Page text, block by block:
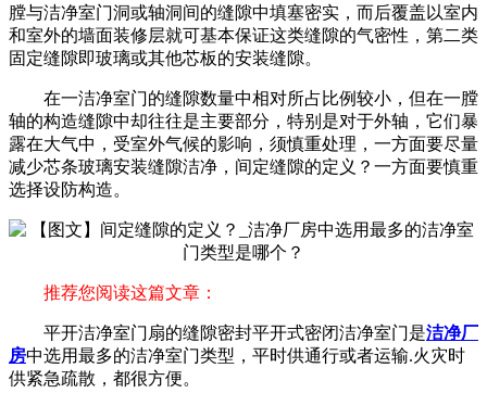
膛与洁净室门洞或轴洞间的缝隙中填塞密实，而后覆盖以室内
和室外的墙面装修层就可基本保证这类缝隙的气密性，第二类
固定缝隙即玻璃或其他芯板的安装缝隙。
在一洁净室门的缝隙数量中相对所占比例较小，但在一膛
轴的构造缝隙中却往往是主要部分，特别是对于外轴，它们暴
露在大气中，受室外气候的影响，须慎重处理，一方面要尽量
减少芯条玻璃安装缝隙洁净，间定缝隙的定义？一方面要慎重
选择设防构造。
推荐您阅读这篇文章：
平开洁净室门扇的缝隙密封平开式密闭洁净室门是洁净厂
房中选用最多的洁净室门类型，平时供通行或者运输.火灾时
供紧急疏散，都很方便。